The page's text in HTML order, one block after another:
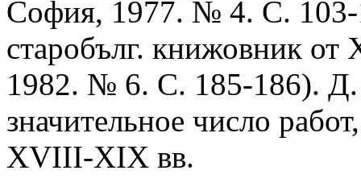
София, 1977. № 4. С.
старобълг. книжовник
1982. № 6. С. 185-186). Д.
значительное число
XVIII-XIX вв.